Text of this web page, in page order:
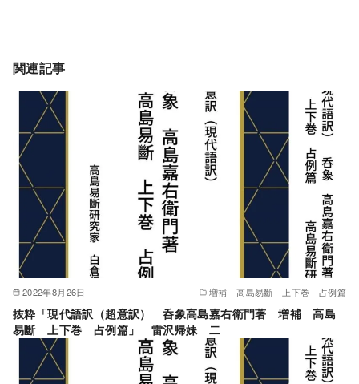
関連記事
2022年8月26日 増補 高島易斷 上下巻 占例篇
抜粋「現代語訳（超意訳） 呑象高島嘉右衛門著 増補 高島
易斷 上下巻 占例篇」 雷沢帰妹 二